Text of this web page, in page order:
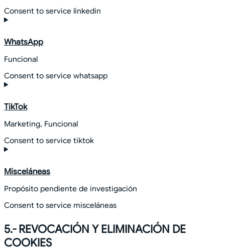
Consent to service linkedin
WhatsApp
Funcional
Consent to service whatsapp
TikTok
Marketing, Funcional
Consent to service tiktok
Misceláneas
Propósito pendiente de investigación
Consent to service misceláneas
5.- REVOCACIÓN Y ELIMINACIÓN DE
COOKIES